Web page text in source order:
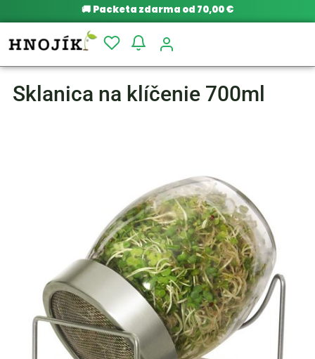
🚚 Packeta zdarma od 70,00 €
Sklanica na klíčenie 700ml